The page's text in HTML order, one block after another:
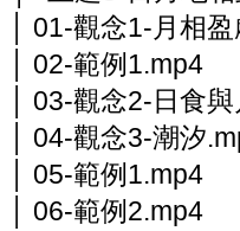
│ │ 01-觀念1-月相
│ │ 02-範例1.mp4
│ │ 03-觀念2-日食
│ │ 04-觀念3-潮汐
│ │ 05-範例1.mp4
│ │ 06-範例2.mp4